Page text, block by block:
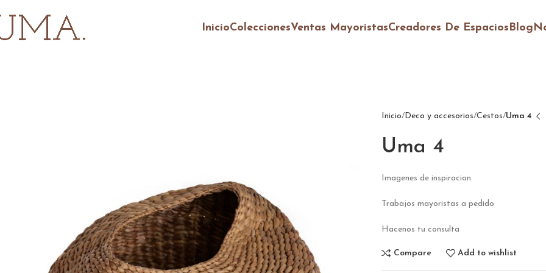
InicioColeccionesVentas MayoristasCreadores De Espacios Blog
Inicio Deco y accesorios Cestos Uma 4
Uma 4
Imagenes de inspiracion
Trabajos mayoristas a pedido
Hacenos tu consulta
Compare Add to wishlist